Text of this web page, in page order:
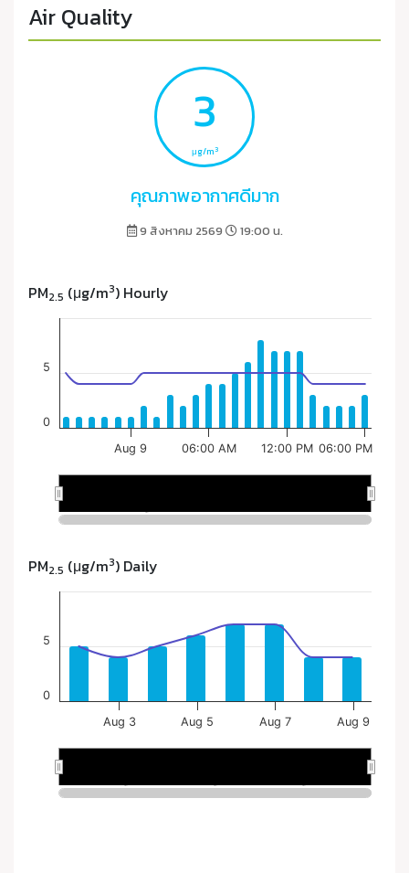
Air Quality
3
μg/m3
คุณภาพอากาศดีมาก
9 สิงหาคม 2569 19:00 น.
PM2.5 (μg/m3) Hourly
PM2.5 (μg/m3) Daily